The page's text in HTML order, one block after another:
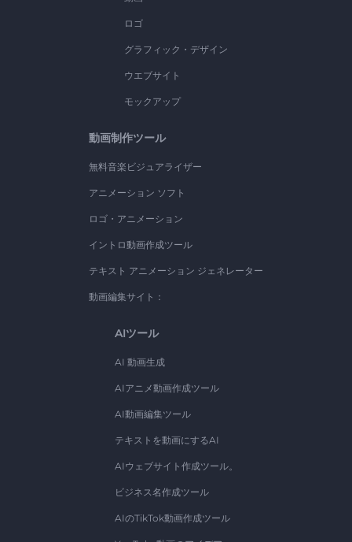
ロゴ
グラフィック・デザイン
ウエブサイト
モックアップ
動画制作ツール
無料音楽ビジュアライザー
アニメーション ソフト
ロゴ・アニメーション
イントロ動画作成ツール
テキスト アニメーション ジェネレーター
動画編集サイト：
AIツール
AI 動画生成
AIアニメ動画作成ツール
AI動画編集ツール
テキストを動画にするAI
AIウェブサイト作成ツール。
ビジネス名作成ツール
AIのTikTok動画作成ツール